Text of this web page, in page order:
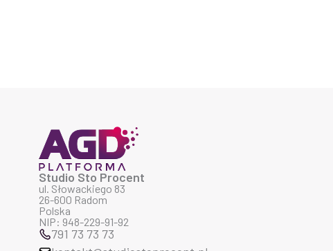
Studio Sto Procent
ul. Słowackiego 83
26-600 Radom
Polska
NIP: 948-229-91-92
791 73 73 73